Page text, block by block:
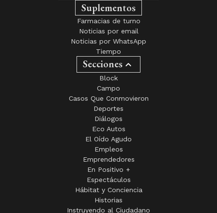
Suplementos
Farmacias de turno
Noticias por email
Noticias por WhatsApp
Tiempo
Secciones
Block
Campo
Casos Que Conmovieron
Deportes
Diálogos
Eco Autos
El Oído Agudo
Empleos
Emprendedores
En Positivo +
Espectáculos
Hábitat y Conciencia
Historias
Instruyendo al Ciudadano